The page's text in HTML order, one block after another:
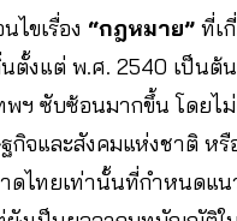
ไขเรื่อง “กฎหมาย” ที่เ
ตั้งแต่ พ.ศ. 2540 เป็นต้
พฯ ซับซ้อนมากขึ้น โดยไ
กิจและสังคมแห่งชาติ ห
ดไทยเท่านั้นที่กำหนดแ